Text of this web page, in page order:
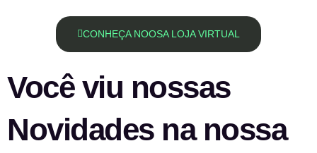
CONHEÇA NOOSA LOJA VIRTUAL
Você viu nossas
Novidades na nossa